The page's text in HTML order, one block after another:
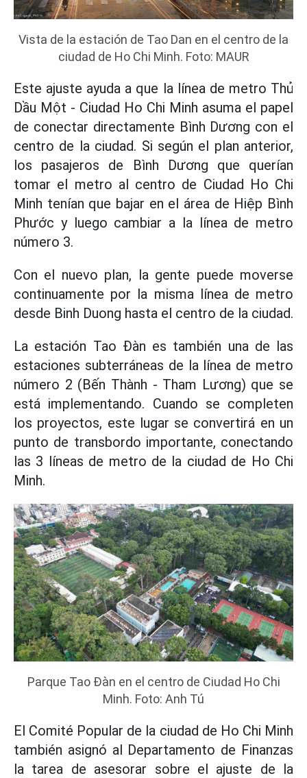
Vista de la estación de Tao Dan en el centro de la
ciudad de Ho Chi Minh. Foto: MAUR
Este ajuste ayuda a que la línea de metro Thủ
Dầu Một - Ciudad Ho Chi Minh asuma el papel
de conectar directamente Bình Dương con el
centro de la ciudad. Si según el plan anterior,
los pasajeros de Bình Dương que querían
tomar el metro al centro de Ciudad Ho Chi
Minh tenían que bajar en el área de Hiệp Bình
Phước y luego cambiar a la línea de metro
número 3.
Con el nuevo plan, la gente puede moverse
continuamente por la misma línea de metro
desde Binh Duong hasta el centro de la ciudad.
La estación Tao Đàn es también una de las
estaciones subterráneas de la línea de metro
número 2 (Bến Thành - Tham Lương) que se
está implementando. Cuando se completen
los proyectos, este lugar se convertirá en un
punto de transbordo importante, conectando
las 3 líneas de metro de la ciudad de Ho Chi
Minh.
Parque Tao Đàn en el centro de Ciudad Ho Chi
Minh. Foto: Anh Tú
El Comité Popular de la ciudad de Ho Chi Minh
también asignó al Departamento de Finanzas
la tarea de asesorar sobre el ajuste de la